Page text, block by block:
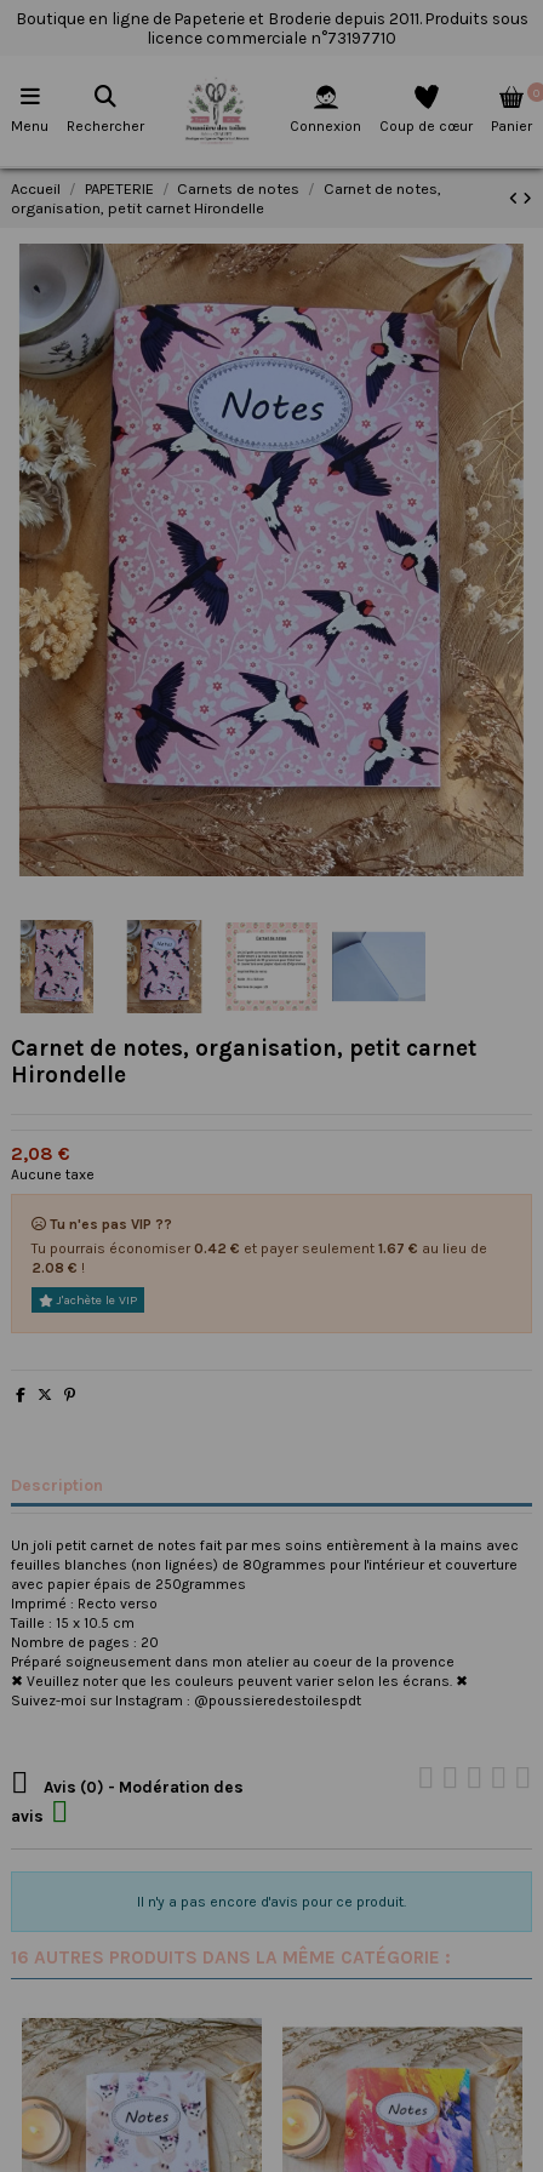
Boutique en ligne de Papeterie et Broderie depuis 2011. Produits sous
licence commerciale n°73197710
Menu Rechercher Connexion Coup de cœur
0
Panier
Accueil PAPETERIE Carnets de notes
Carnet de notes,
organisation, petit carnet Hirondelle
Carnet de notes, organisation, petit carnet
Hirondelle
2,08 €
Aucune taxe
Tu n'es pas VIP ??
Tu pourrais économiser 0.42 € et payer seulement 1.67 € au lieu de
2.08 € !
J'achète le VIP
Description
Un joli petit carnet de notes fait par mes soins entièrement à la mains avec
feuilles blanches (non lignées) de 80grammes pour l'intérieur et couverture
avec papier épais de 250grammes
Imprimé : Recto verso
Taille : 15 x 10.5 cm
Nombre de pages : 20
Préparé soigneusement dans mon atelier au coeur de la provence
✖ Veuillez noter que les couleurs peuvent varier selon les écrans. ✖
Suivez-moi sur Instagram : @poussieredestoilespdt

Avis (0) - Modération des
avis

Il n'y a pas encore d'avis pour ce produit.
16 AUTRES PRODUITS DANS LA MÊME CATÉGORIE :